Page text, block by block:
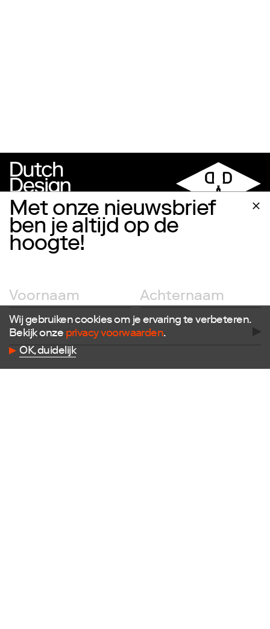
Wij gebruiken cookies om je ervaring te verbeteren.
Bekijk onze privacy voorwaarden.
OK, duidelijk
Facebook
Instagram
Twitter
LinkedIn
Flickr
Met onze nieuwsbrief
ben je altijd op de
hoogte!